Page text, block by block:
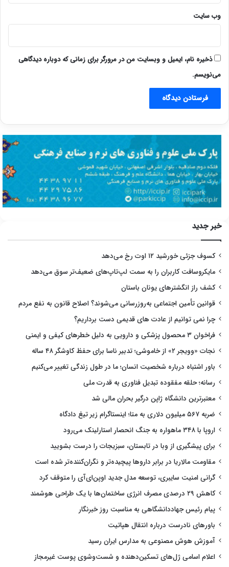
وب‌ سایت
ذخیره نام، ایمیل و وبسایت من در مرورگر برای زمانی که دوباره دیدگاهی
می‌نویسم.
خبر جدید
کسوف جزئی خورشید ۱۲ اوت رخ می‌دهد
مایکروسافت کاربران را به سمت لپ‌تاپ‌های ضعیف‌تر سوق می‌دهد
کشف راز انگشترهای یونان باستان
قوانین تأمین اجتماعی به‌روزرسانی می‌شوند؟ اصلاح قانون به نفع مردم
چرا نمی توانیم از عادت های قدیمی دست برداریم؟
فراخوان ۳ محصول پزشکی و دارویی به دلیل خطرهای کیفی و ایمنی
نجات «وویجر ۲» از خاموشی؛ تدبیر ناسا برای حفظ کاوشگر ۴۸ ساله
باور اشتباه درباره شخصیت انسان؛ ما در طول زندگی تغییر می‌کنیم
رسانه؛ حلقه مفقوده تبدیل فناوری به قدرت ملی
معتبرترین دانشگاه ژاپن درگیر بحران مالی شد
ضربه ۵۶۷ میلیون دلاری به متا؛ اینستاگرام زیر تیغ دادگاه
اروپا با ۳۴۸ ماهواره به جنگ انحصار استارلینک می‌رود
برای پیشگیری از وبا در تابستان، سبزیجات را درست بشویید
مقاومت مالاریا در برابر داروها پیچیده‌تر و نگران‌کننده‌تر شده است
گرانی امنیت سایبری، توسعه مدل جدید اوپن‌ای‌آی را متوقف کرد
کاهش ۲۹ درصدی مصرف انرژی ساختمان‌ها با یک طراحی هوشمند
پیام رئیس جهاددانشگاهی به مناسبت روز خبرنگار
باورهای نادرست درباره انتقال هپاتیت
آموزش هوش مصنوعی به مدارس ایران رسید
اعلام اسامی ژل‌های تسکین‌دهنده و شست‌وشوی پوست غیرمجاز